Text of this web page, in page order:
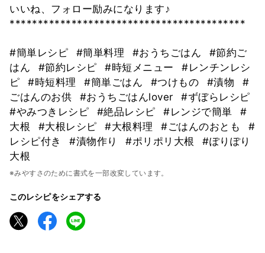
いいね、フォロー励みになります♪
******************************************
#簡単レシピ #簡単料理 #おうちごはん
#節約ご
はん
#節約レシピ #時短メニュー
#レンチンレシ
ピ
#時短料理 #簡単ごはん #つけもの #漬物
#
ごはんのお供
#おうちごはんlover
#ずぼらレシピ
#やみつきレシピ
#絶品レシピ #レンジで簡単
#
大根
#大根レシピ #大根料理 #ごはんのおとも
#
レシピ付き
#漬物作り #ポリポリ大根
#ぽりぽり
大根
※みやすさのために書式を一部改変しています。
このレシピをシェアする